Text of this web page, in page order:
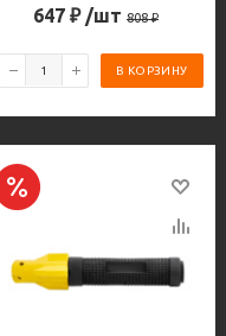
647 ₽ /шт 808₽
В КОРЗИНУ